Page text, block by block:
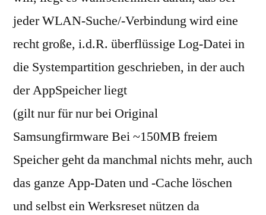
Speicher
voll
bei
Installation
jeder WLAN-Suche/-Verbindung wird eine
recht große, i.d.R. überflüssige Log-Datei in
die Systempartition geschrieben, in der auch
der AppSpeicher liegt
(gilt nur für nur bei Original
Samsungfirmware Bei ~150MB freiem
Speicher geht da manchmal nichts mehr, auch
das ganze App-Daten und -Cache löschen
und selbst ein Werksreset nützen da